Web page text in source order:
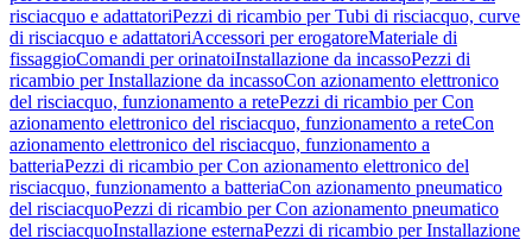
risciacquo e adattatoriPezzi di ricambio per Tubi di risciacquo, curve
di risciacquo e adattatoriAccessori per erogatoreMateriale di
fissaggioComandi per orinatoiInstallazione da incassoPezzi di
ricambio per Installazione da incassoCon azionamento elettronico
del risciacquo, funzionamento a retePezzi di ricambio per Con
azionamento elettronico del risciacquo, funzionamento a reteCon
azionamento elettronico del risciacquo, funzionamento a
batteriaPezzi di ricambio per Con azionamento elettronico del
risciacquo, funzionamento a batteriaCon azionamento pneumatico
del risciacquoPezzi di ricambio per Con azionamento pneumatico
del risciacquoInstallazione esternaPezzi di ricambio per Installazione